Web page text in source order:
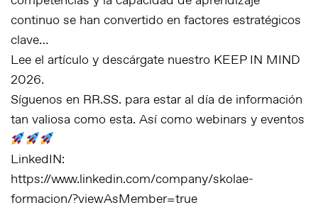
continuo se han convertido en factores estratégicos
clave…
Lee el artículo y descárgate nuestro KEEP IN MIND
2026.
Síguenos en RR.SS. para estar al día de información
tan valiosa como esta. Así como webinars y eventos
LinkedIN:
https://www.linkedin.com/company/skolae-
formacion/?viewAsMember=true